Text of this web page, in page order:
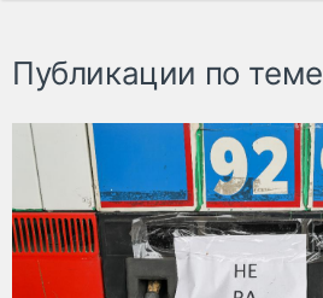
Публикации по теме